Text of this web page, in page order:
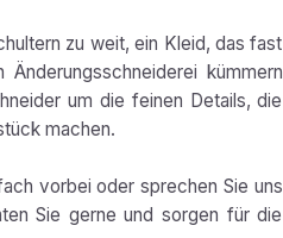
zu weit, ein Kleid, das fast
kümmern
um die feinen Details, die
machen.
vorbei oder sprechen Sie uns
Sie gerne und sorgen für die